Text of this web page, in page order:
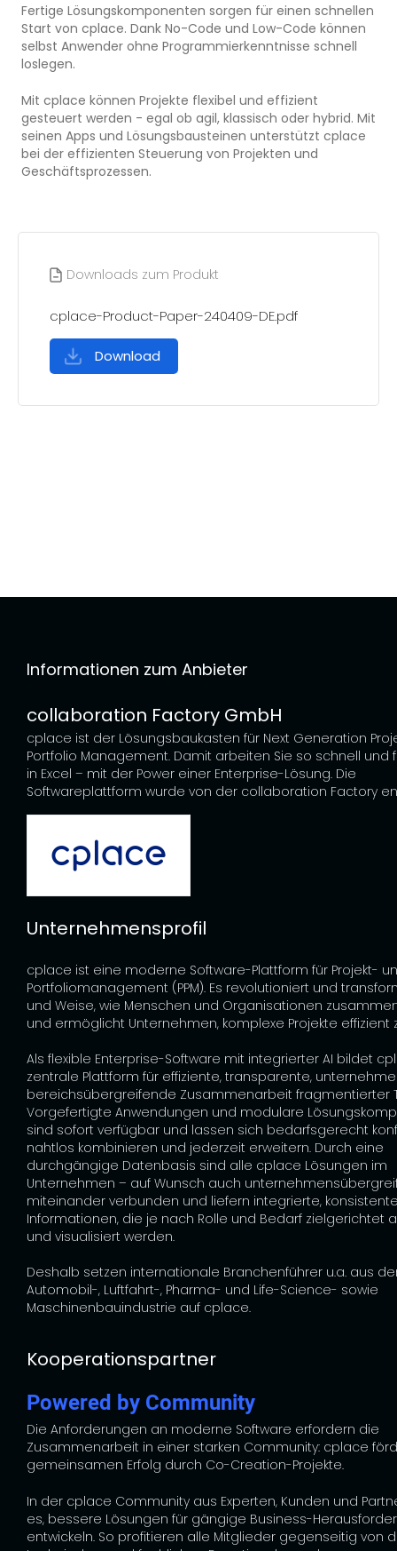
Fertige Lösungskomponenten sorgen für einen schnellen
Start von cplace. Dank No-Code und Low-Code können
selbst Anwender ohne Programmierkenntnisse schnell
loslegen.
Mit cplace können Projekte flexibel und effizient
gesteuert werden - egal ob agil, klassisch oder hybrid. Mit
seinen Apps und Lösungsbausteinen unterstützt cplace
bei der effizienten Steuerung von Projekten und
Geschäftsprozessen.
Downloads zum Produkt
cplace-Product-Paper-240409-DE.pdf
Download
Informationen zum Anbieter
collaboration Factory GmbH
cplace ist der Lösungsbaukasten für Next Generation
Portfolio Management. Damit arbeiten Sie so schnell und
in Excel – mit der Power einer Enterprise-Lösung. Die
Softwareplattform wurde von der collaboration Factory
Unternehmensprofil
cplace ist eine moderne Software-Plattform für Projekt-
Portfoliomanagement (PPM). Es revolutioniert und
und Weise, wie Menschen und Organisationen
und ermöglicht Unternehmen, komplexe Projekte effizient
Als flexible Enterprise-Software mit integrierter AI bildet
zentrale Plattform für effiziente, transparente,
bereichsübergreifende Zusammenarbeit fragmentierter
Vorgefertigte Anwendungen und modulare
sind sofort verfügbar und lassen sich bedarfsgerecht
nahtlos kombinieren und jederzeit erweitern. Durch eine
durchgängige Datenbasis sind alle cplace Lösungen im
Unternehmen – auf Wunsch auch
miteinander verbunden und liefern integrierte,
Informationen, die je nach Rolle und Bedarf zielgerichtet
und visualisiert werden.
Deshalb setzen internationale Branchenführer u.a. aus
Automobil-, Luftfahrt-, Pharma- und Life-Science- sowie
Maschinenbauindustrie auf cplace.
Kooperationspartner
Powered by Community
Die Anforderungen an moderne Software erfordern die
Zusammenarbeit in einer starken Community: cplace
gemeinsamen Erfolg durch Co-Creation-Projekte.
In der cplace Community aus Experten, Kunden und
es, bessere Lösungen für gängige Business-
entwickeln. So profitieren alle Mitglieder gegenseitig von